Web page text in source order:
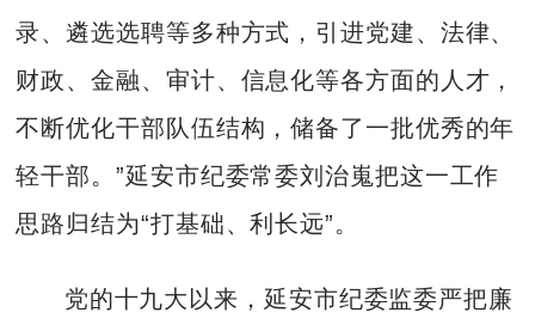
录、遴选选聘等多种方式，引进党建、法律、
财政、金融、审计、信息化等各方面的人才，
不断优化干部队伍结构，储备了一批优秀的年
轻干部。”延安市纪委常委刘治嵬把这一工作
思路归结为“打基础、利长远”。
党的十九大以来，延安市纪委监委严把廉